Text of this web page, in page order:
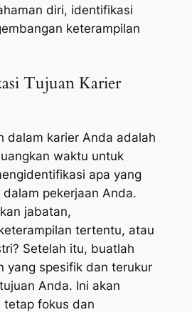
diri, identifikasi
keterampilan
Tujuan Karier
dalam karier Anda adalah
waktu untuk
apa yang
pekerjaan Anda.
jabatan,
tertentu, atau
Setelah itu, buatlah
yang spesifik dan terukur
Anda. Ini akan
tetap fokus dan